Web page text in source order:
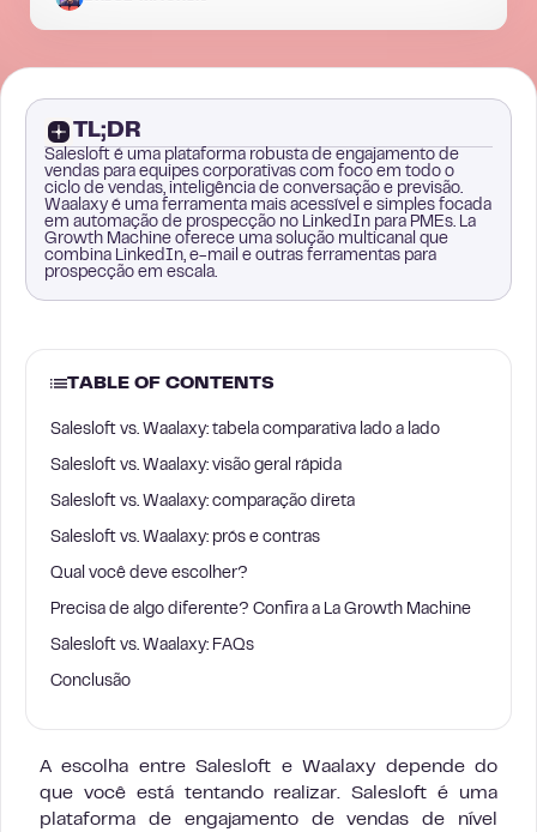
TL;DR
Salesloft é uma plataforma robusta de engajamento de
vendas para equipes corporativas com foco em todo o
ciclo de vendas, inteligência de conversação e previsão.
Waalaxy é uma ferramenta mais acessível e simples focada
em automação de prospecção no LinkedIn para PMEs. La
Growth Machine oferece uma solução multicanal que
combina LinkedIn, e-mail e outras ferramentas para
prospecção em escala.
TABLE OF CONTENTS
Salesloft vs. Waalaxy: tabela comparativa lado a lado
Salesloft vs. Waalaxy: visão geral rápida
Salesloft vs. Waalaxy: comparação direta
Salesloft vs. Waalaxy: prós e contras
Qual você deve escolher?
Precisa de algo diferente? Confira a La Growth Machine
Salesloft vs. Waalaxy: FAQs
Conclusão
A escolha entre Salesloft e Waalaxy depende do
que você está tentando realizar. Salesloft é uma
plataforma de engajamento de vendas de nível